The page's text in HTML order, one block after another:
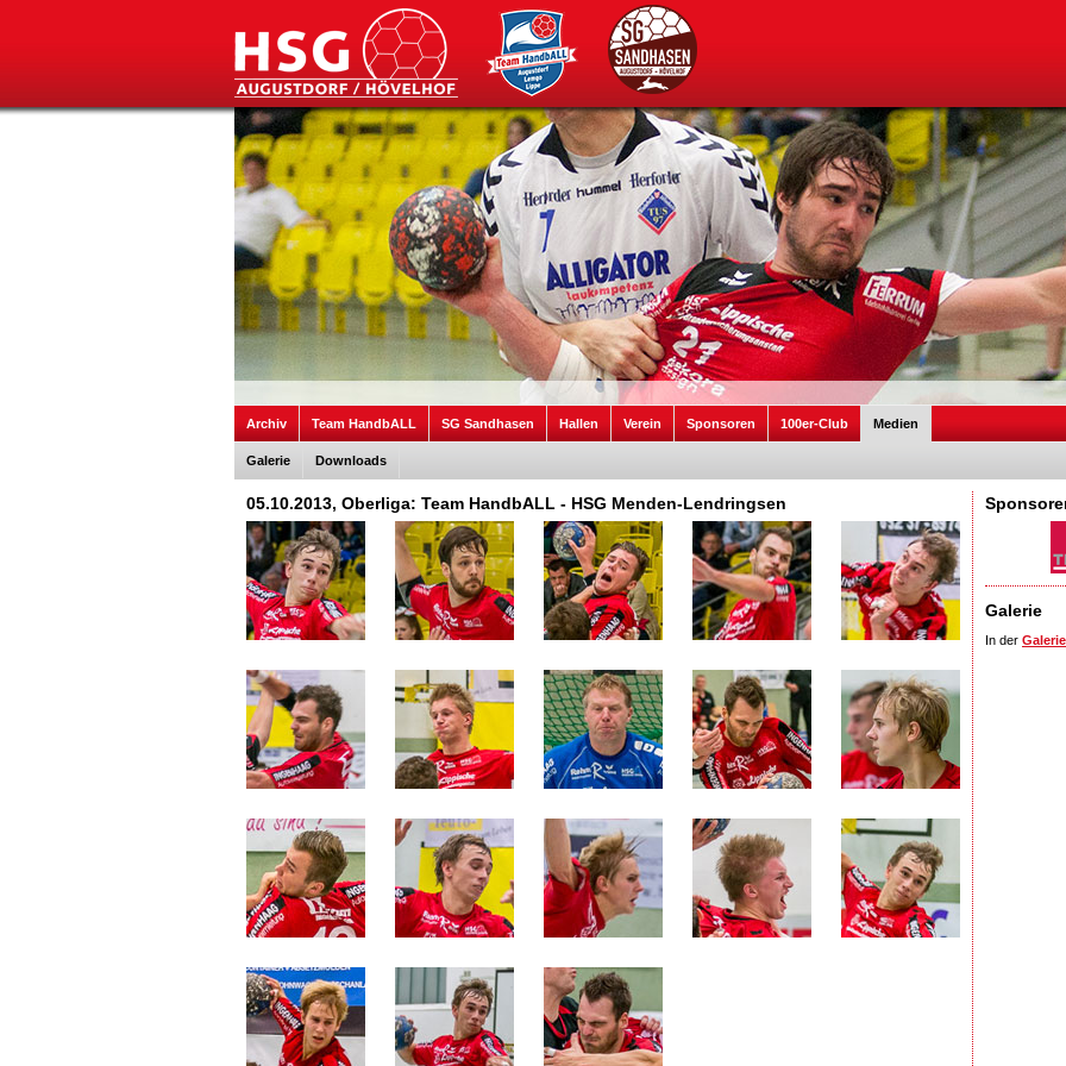
Archiv Team HandbALL SG Sandhasen Hallen Verein Sponsoren 100er-Club Medien
Galerie Downloads
05.10.2013, Oberliga: Team HandbALL - HSG Menden-Lendringsen
Galerie
In der Galerie